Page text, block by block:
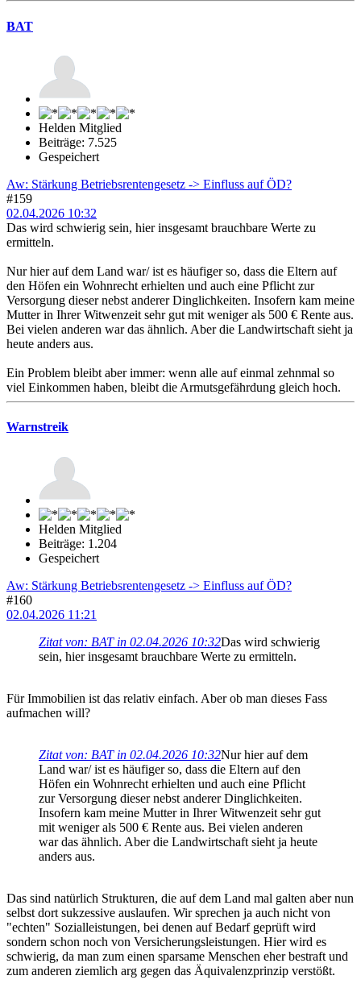
BAT
Helden Mitglied
Beiträge: 7.525
Gespeichert
Aw: Stärkung Betriebsrentengesetz -> Einfluss auf ÖD?
#159
02.04.2026 10:32
Das wird schwierig sein, hier insgesamt brauchbare Werte zu
ermitteln.
Nur hier auf dem Land war/ ist es häufiger so, dass die Eltern auf
den Höfen ein Wohnrecht erhielten und auch eine Pflicht zur
Versorgung dieser nebst anderer Dinglichkeiten. Insofern kam meine
Mutter in Ihrer Witwenzeit sehr gut mit weniger als 500 € Rente aus.
Bei vielen anderen war das ähnlich. Aber die Landwirtschaft sieht ja
heute anders aus.
Ein Problem bleibt aber immer: wenn alle auf einmal zehnmal so
viel Einkommen haben, bleibt die Armutsgefährdung gleich hoch.
Warnstreik
Helden Mitglied
Beiträge: 1.204
Gespeichert
Aw: Stärkung Betriebsrentengesetz -> Einfluss auf ÖD?
#160
02.04.2026 11:21
Zitat von: BAT in 02.04.2026 10:32Das wird schwierig
sein, hier insgesamt brauchbare Werte zu ermitteln.
Für Immobilien ist das relativ einfach. Aber ob man dieses Fass
aufmachen will?
Zitat von: BAT in 02.04.2026 10:32Nur hier auf dem
Land war/ ist es häufiger so, dass die Eltern auf den
Höfen ein Wohnrecht erhielten und auch eine Pflicht
zur Versorgung dieser nebst anderer Dinglichkeiten.
Insofern kam meine Mutter in Ihrer Witwenzeit sehr gut
mit weniger als 500 € Rente aus. Bei vielen anderen
war das ähnlich. Aber die Landwirtschaft sieht ja heute
anders aus.
Das sind natürlich Strukturen, die auf dem Land mal galten aber nun
selbst dort sukzessive auslaufen. Wir sprechen ja auch nicht von
"echten" Sozialleistungen, bei denen auf Bedarf geprüft wird
sondern schon noch von Versicherungsleistungen. Hier wird es
schwierig, da man zum einen sparsame Menschen eher bestraft und
zum anderen ziemlich arg gegen das Äquivalenzprinzip verstößt.